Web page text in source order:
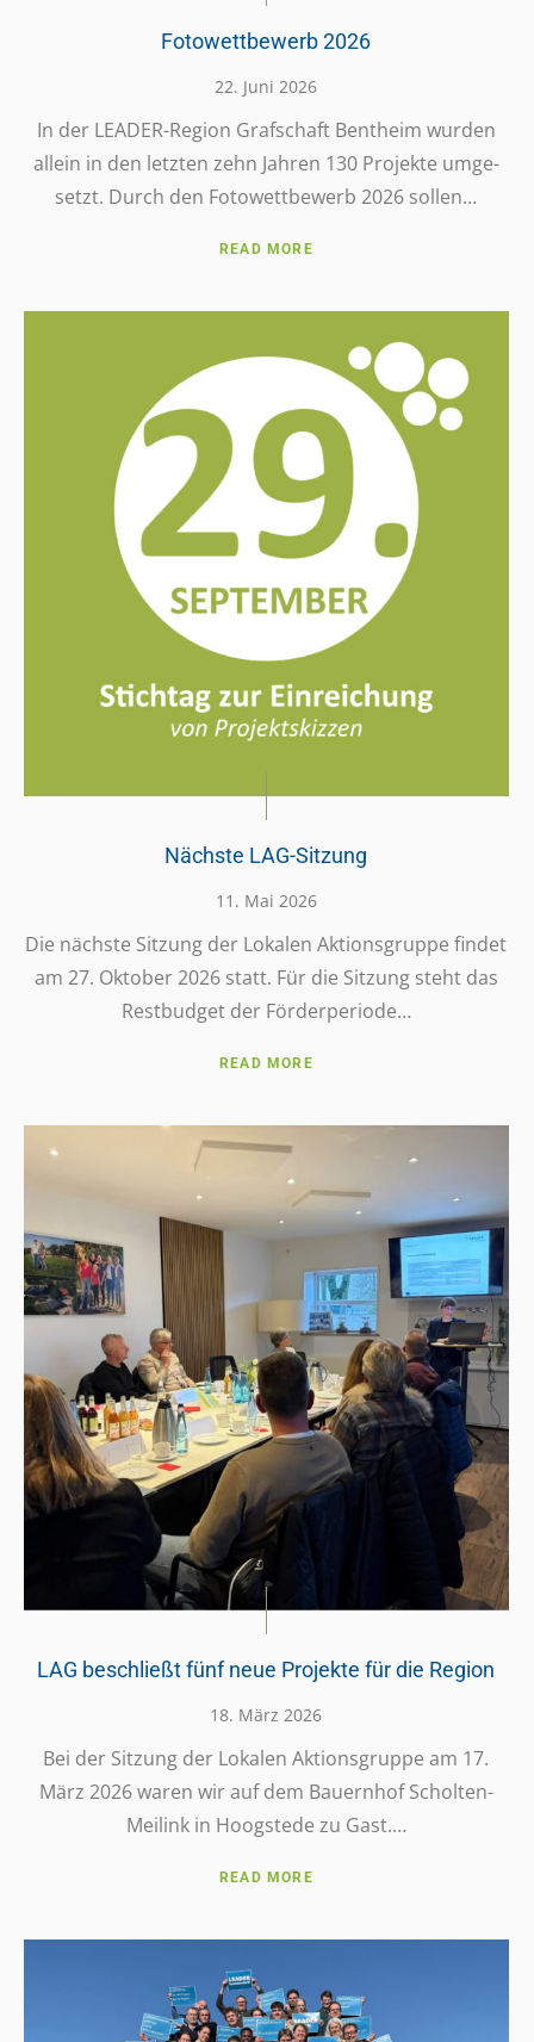
Fotowettbewerb 2026
22. Juni 2026
In der LEADER-Region Graf­schaft Bent­heim wurden
allein in den letzten zehn Jahren 130 Projekte umge­
setzt. Durch den Foto­wett­be­werb 2026 sollen…
READ MORE
Nächste LAG-Sitzung
11. Mai 2026
Die nächste Sitzung der Lokalen Akti­ons­gruppe findet
am 27. Oktober 2026 statt. Für die Sitzung steht das
Rest­bud­get der Förderperiode…
READ MORE
LAG beschließt fünf neue Projekte für die Region
18. März 2026
Bei der Sitzung der Lokalen Akti­ons­gruppe am 17.
März 2026 waren wir auf dem Bauern­hof Schol­­ten-
Meilink in Hoog­s­tede zu Gast.…
READ MORE